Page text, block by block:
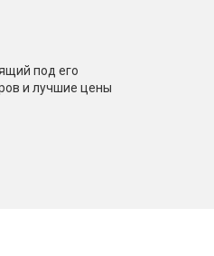
под его
и лучшие цены